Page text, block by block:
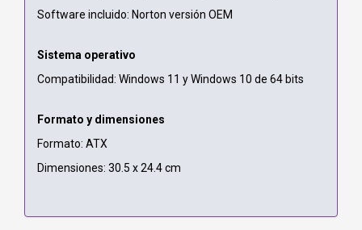
Software incluido: Norton versión OEM
Sistema operativo
Compatibilidad: Windows 11 y Windows 10 de 64 bits
Formato y dimensiones
Formato: ATX
Dimensiones: 30.5 x 24.4 cm